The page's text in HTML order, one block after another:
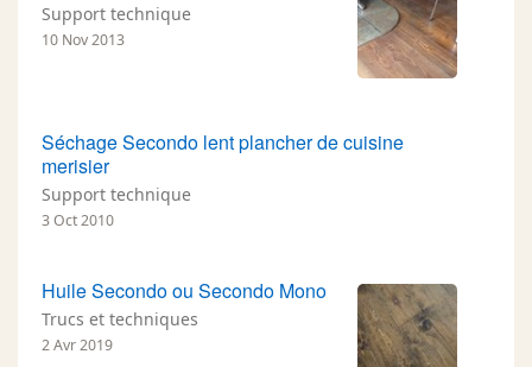
Support technique
10 Nov 2013
Séchage Secondo lent plancher de cuisine
merisier
Support technique
3 Oct 2010
Huile Secondo ou Secondo Mono
Trucs et techniques
2 Avr 2019